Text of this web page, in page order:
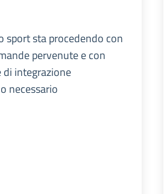
sport sta procedendo con
pervenute e con
di integrazione
necessario